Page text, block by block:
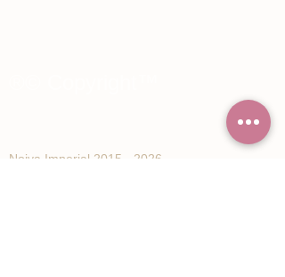
Noiva Imperial 2015 - 2026